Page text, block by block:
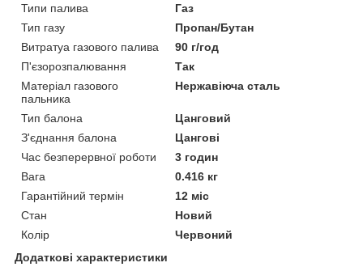
Типи палива
Газ
Тип газу
Пропан/Бутан
Витратуа газового палива
90 г/год
П'єзорозпалювання
Так
Матеріал газового
пальника
Нержавіюча сталь
Тип балона
Цанговий
З'єднання балона
Цангові
Час безперервної роботи
3 годин
Вага
0.416 кг
Гарантійний термін
12 міс
Стан
Новий
Колір
Червоний
Додаткові характеристики